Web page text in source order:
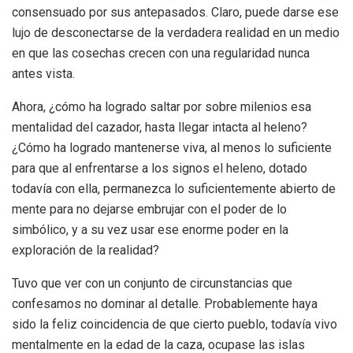
consensuado por sus antepasados. Claro, puede darse ese
lujo de desconectarse de la verdadera realidad en un medio
en que las cosechas crecen con una regularidad nunca
antes vista.
Ahora, ¿cómo ha logrado saltar por sobre milenios esa
mentalidad del cazador, hasta llegar intacta al heleno?
¿Cómo ha logrado mantenerse viva, al menos lo suficiente
para que al enfrentarse a los signos el heleno, dotado
todavía con ella, permanezca lo suficientemente abierto de
mente para no dejarse embrujar con el poder de lo
simbólico, y a su vez usar ese enorme poder en la
exploración de la realidad?
Tuvo que ver con un conjunto de circunstancias que
confesamos no dominar al detalle. Probablemente haya
sido la feliz coincidencia de que cierto pueblo, todavía vivo
mentalmente en la edad de la caza, ocupase las islas